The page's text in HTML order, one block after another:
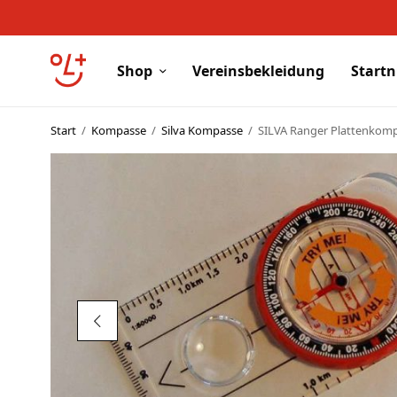
Shop Vereinsbekleidung
Start / Kompasse / Silva Kompasse / SILVA Ranger
Shop
OL Karten
Agenda